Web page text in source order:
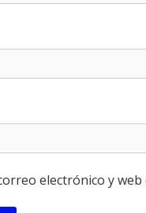
electrónico y